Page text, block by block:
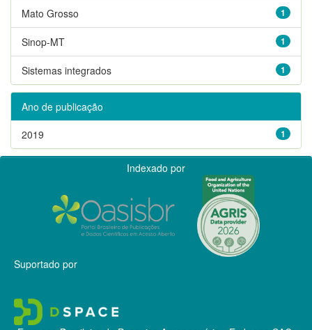
1
Mato Grosso
1
Sinop-MT
1
Sistemas integrados
Ano de publicação
1
2019
Indexado por
Suportado por